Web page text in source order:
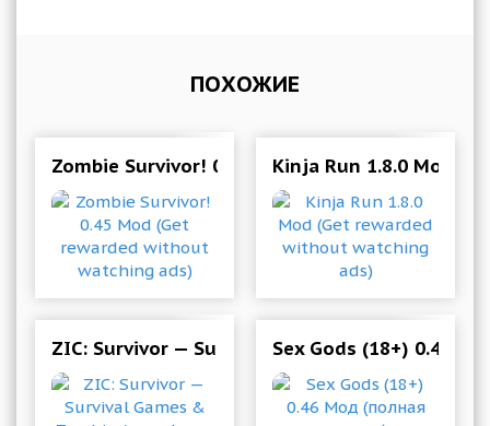
ПОХОЖИЕ
Zombie Survivor! 0.45 Mod (Get rewarded
Kinja Run 1.8.0 Mod
ZIC: Survivor — Survival Games & Zombie
Sex Gods (18+) 0.46